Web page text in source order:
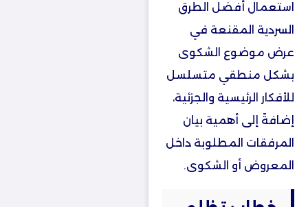
استعمال أفضل الطرق
السردية المقنعة في
عرض موضوع الشكوى
بشكل منطقي متسلسل
للأفكار الرئيسية والجزئية،
إضافةً إلى أهمية بيان
المرفقات المطلوبة داخل
المعروض أو الشكوى.